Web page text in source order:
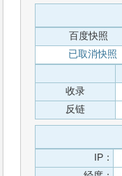
百度快照
已取消快照
收录
反链
IP：